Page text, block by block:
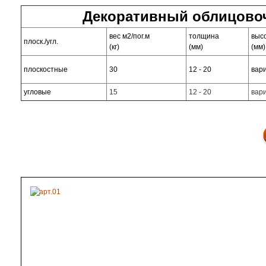
Декоративный
плоск./угл.
вес м2/пог.м
(кг)
толщина
(мм)
(мм)
плоскостные 30 12 - 20
угловые 15 12 - 20